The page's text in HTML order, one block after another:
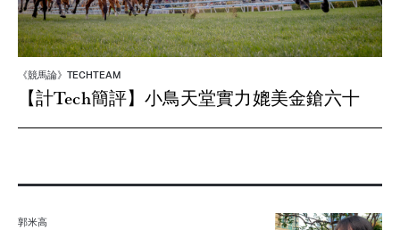
《競馬論》TECHTEAM
【計Tech簡評】小鳥天堂實力媲美金鎗六十
郭米高